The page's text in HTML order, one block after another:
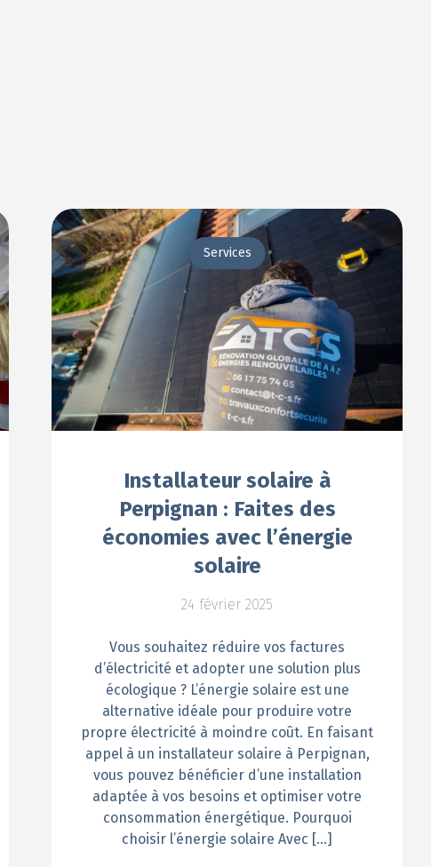
Services
Installateur solaire à
Perpignan : Faites des
économies avec l’énergie
solaire
24 février 2025
Vous souhaitez réduire vos factures
d’électricité et adopter une solution plus
écologique ? L’énergie solaire est une
alternative idéale pour produire votre
propre électricité à moindre coût. En faisant
appel à un installateur solaire à Perpignan,
vous pouvez bénéficier d’une installation
adaptée à vos besoins et optimiser votre
consommation énergétique. Pourquoi
choisir l’énergie solaire Avec […]